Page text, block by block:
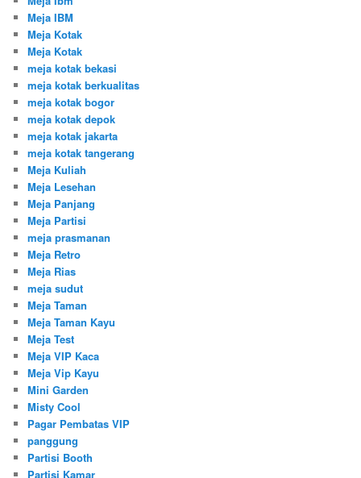
Meja IBM
Meja Kotak
Meja Kotak
meja kotak bekasi
meja kotak berkualitas
meja kotak bogor
meja kotak depok
meja kotak jakarta
meja kotak tangerang
Meja Kuliah
Meja Lesehan
Meja Panjang
Meja Partisi
meja prasmanan
Meja Retro
Meja Rias
meja sudut
Meja Taman
Meja Taman Kayu
Meja Test
Meja VIP Kaca
Meja Vip Kayu
Mini Garden
Misty Cool
Pagar Pembatas VIP
panggung
Partisi Booth
Partisi Kamar